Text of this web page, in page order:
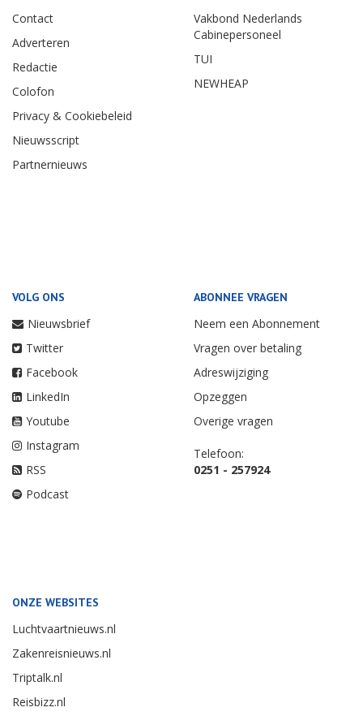
Contact
Adverteren
Redactie
Colofon
Privacy & Cookiebeleid
Nieuwsscript
Partnernieuws
Vakbond Nederlands
Cabinepersoneel
TUI
NEWHEAP
VOLG ONS
Nieuwsbrief
Twitter
Facebook
LinkedIn
Youtube
Instagram
RSS
Podcast
ABONNEE VRAGEN
Neem een Abonnement
Vragen over betaling
Adreswijziging
Opzeggen
Overige vragen
Telefoon:
0251 - 257924
ONZE WEBSITES
Luchtvaartnieuws.nl
Zakenreisnieuws.nl
Triptalk.nl
Reisbizz.nl